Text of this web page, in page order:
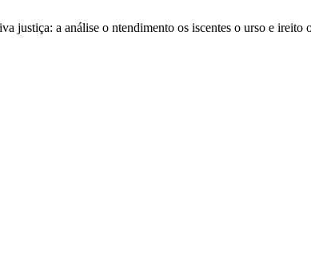
a análise o ntendimento os iscentes o urso e ireito